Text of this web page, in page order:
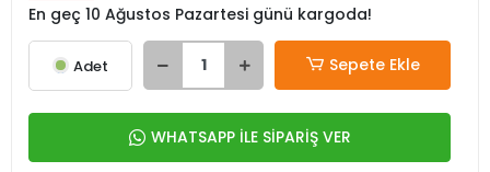
En geç 10 Ağustos Pazartesi günü kargoda!
Adet Sepete Ekle
WHATSAPP İLE SİPARİŞ VER